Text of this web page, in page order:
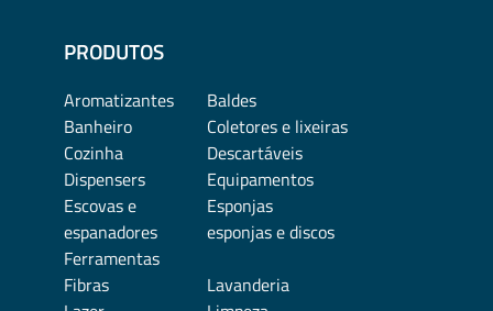
PRODUTOS
Aromatizantes
Baldes
Banheiro
Coletores e lixeiras
Cozinha
Descartáveis
Dispensers
Equipamentos
Escovas e
espanadores
Esponjas
esponjas e discos
Ferramentas
Fibras
Lavanderia